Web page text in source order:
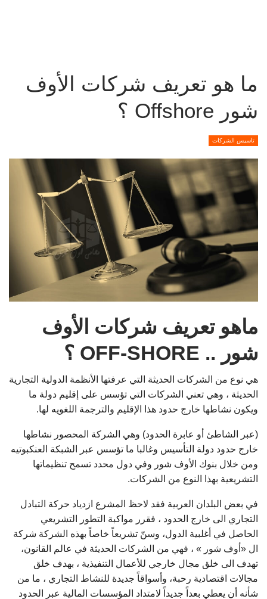
ما هو تعريف شركات الأوف
شور Offshore ؟
تاسيس الشركات
ماهو تعريف شركات الأوف
شور .. OFF-SHORE ؟
هي نوع من الشركات الحديثة التي عرفتها الأنظمة الدولية التجارية
الحديثة ، وهي تعني الشركات التي تؤسس على إقليم دولة ما
ويكون نشاطها خارج حدود هذا الإقليم والترجمة اللغويه لها.
(عبر الشاطئ أو عابرة الحدود) وهي الشركة المحصور نشاطها
خارج حدود دولة التأسيس وغالبا ما تؤسس عبر الشبكة العنكبوتيه
ومن خلال بنوك الأوف شور وفي دول محدد تسمح تنظيماتها
التشريعية بهذا النوع من الشركات.
في بعض البلدان العربية فقد لاحظ المشرع ازدياد حركة التبادل
التجاري الى خارج الحدود ، فقرر مواكبة التطور التشريعي
الحاصل في أغلبية الدول، وسنّ تشريعاً خاصاً بهذه الشركة شركة
ال «أوف شور » ، فهي من الشركات الحديثة في عالم القانون،
تهدف الى خلق مجال خارجي للأعمال التنفيذية ، بهدف خلق
مجالات اقتصادية رحبة، وأسواقاً جديدة للنشاط التجاري ، ما من
شأنه أن يعطي بعداً جديداً لامتداد المؤسسات المالية عبر الحدود